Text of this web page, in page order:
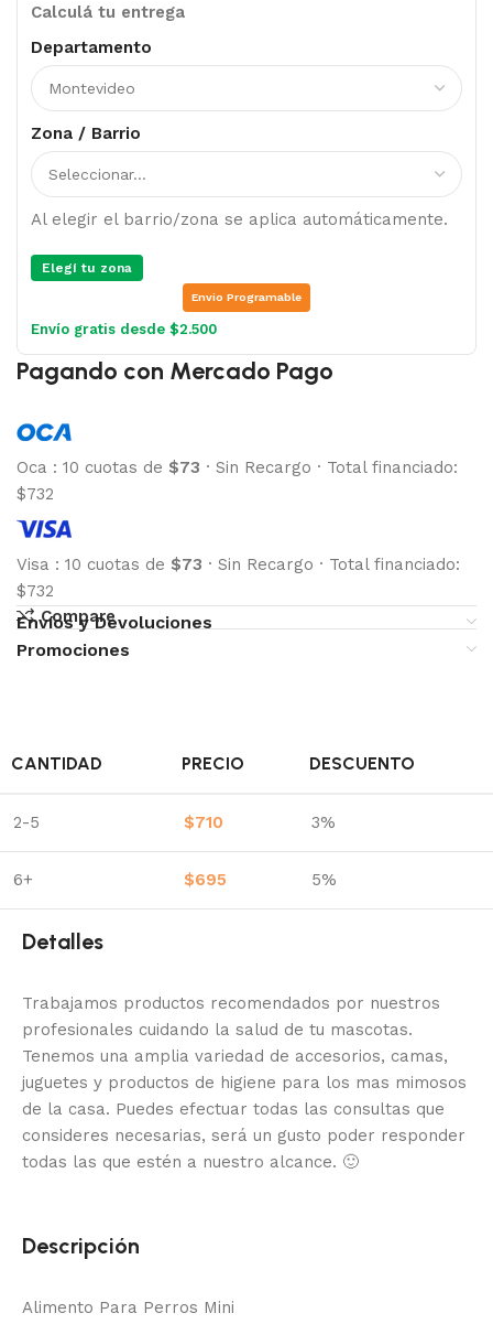
Calculá tu entrega
Departamento
Zona / Barrio
Al elegir el barrio/zona se aplica automáticamente.
Elegí tu zona
Envio Programable
Envío gratis desde $2.500
Pagando con Mercado Pago
Oca : 10 cuotas de $73 · Sin Recargo · Total financiado:
$732
Visa : 10 cuotas de $73 · Sin Recargo · Total financiado:
$732
Compare
Envíos y Devoluciones
Promociones
CANTIDAD PRECIO DESCUENTO
2-5 $710 3%
6+ $695 5%
Detalles
Trabajamos productos recomendados por nuestros
profesionales cuidando la salud de tu mascotas.
Tenemos una amplia variedad de accesorios, camas,
juguetes y productos de higiene para los mas mimosos
de la casa. Puedes efectuar todas las consultas que
consideres necesarias, será un gusto poder responder
todas las que estén a nuestro alcance. 🙂
Descripción
Alimento Para Perros Mini